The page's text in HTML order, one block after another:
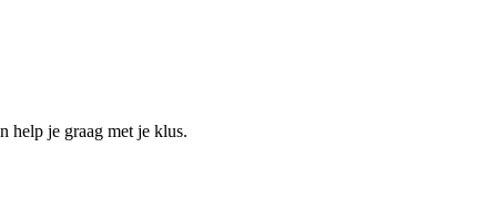
help je graag met je klus.